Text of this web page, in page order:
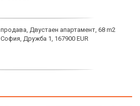
продава, Двустаен апартамент, 68 m2
София, Дружба 1, 167900 EUR